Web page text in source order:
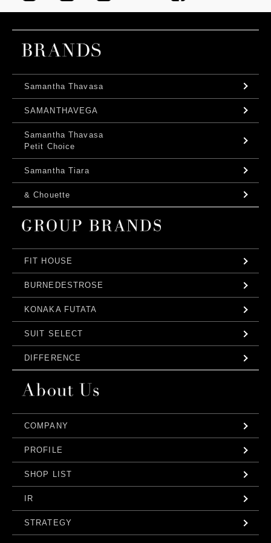
Samantha Thavasa
SAMANTHAVEGA
Samantha Thavasa
Petit Choice
Samantha Tiara
& Chouette
FIT HOUSE
BURNEDESTROSE
KONAKA FUTATA
SUIT SELECT
DIFFERENCE
COMPANY
PROFILE
SHOP LIST
IR
STRATEGY